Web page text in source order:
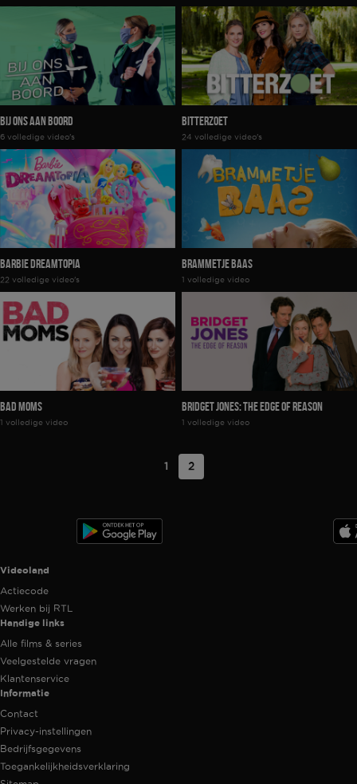
Bij Ons Aan Boord
6 volledige video's
Bitterzoet
24 volledige video's
Barbie Dreamtopia
22 volledige video's
Brammetje Baas
1 volledige video
Bad Moms
1 volledige video
Bridget Jones: The Edge Of Reason
1 volledige video
1 2
Videoland useful links.
Videoland
Actiecode
Werken bij RTL
Handige links
Alle films & series
Veelgestelde vragen
Klantenservice
Informatie
Contact
Privacy-instellingen
Bedrijfsgegevens
Toegankelijkheidsverklaring